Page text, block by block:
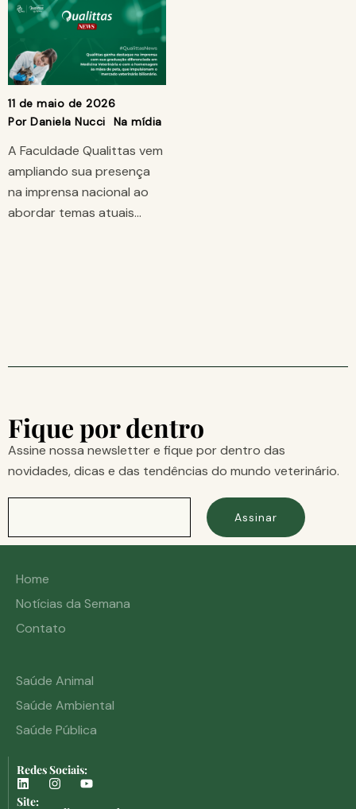
11 de maio de 2026
Por Daniela Nucci Na mídia
A Faculdade Qualittas vem
ampliando sua presença
na imprensa nacional ao
abordar temas atuais…
Fique por dentro
Assine nossa newsletter e fique por dentro das
novidades, dicas e das tendências do mundo veterinário.
Assinar
Home
Notícias da Semana
Contato
Saúde Animal
Saúde Ambiental
Saúde Pública
Redes Sociais:
Site: